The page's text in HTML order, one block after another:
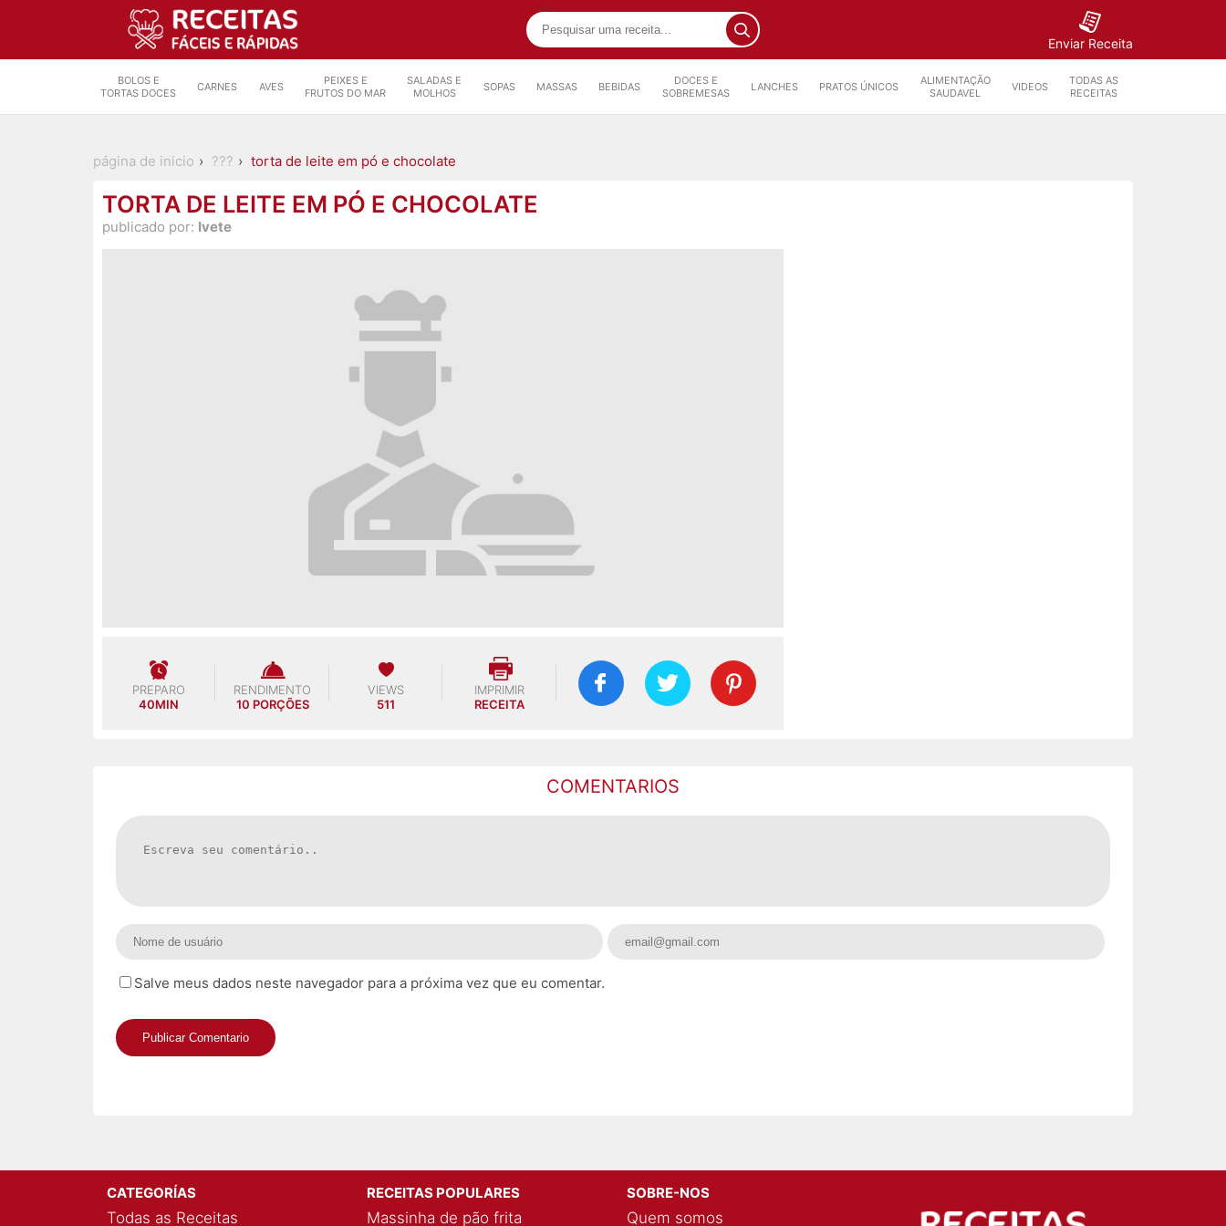
Enviar Receita
BOLOS E
TORTAS DOCES
CARNES AVES
PEIXES E
FRUTOS DO MAR
SALADAS E
MOLHOS
SOPAS MASSAS BEBIDAS
DOCES E
SOBREMESAS
LANCHES PRATOS ÚNICOS
ALIMENTAÇÃO
SAUDAVEL
VIDEOS
TODAS AS
RECEITAS
página de inicio ??? torta de leite em pó e chocolate
TORTA DE LEITE EM PÓ E CHOCOLATE
publicado por: Ivete
PREPARO
40MIN
RENDIMENTO
10 PORÇÕES
VIEWS
511
IMPRIMIR
RECEITA
COMENTARIOS
Salve meus dados neste navegador para a próxima vez que eu comentar.
CATEGORÍAS
Todas as Receitas
RECEITAS POPULARES
Massinha de pão frita
SOBRE-NOS
Quem somos